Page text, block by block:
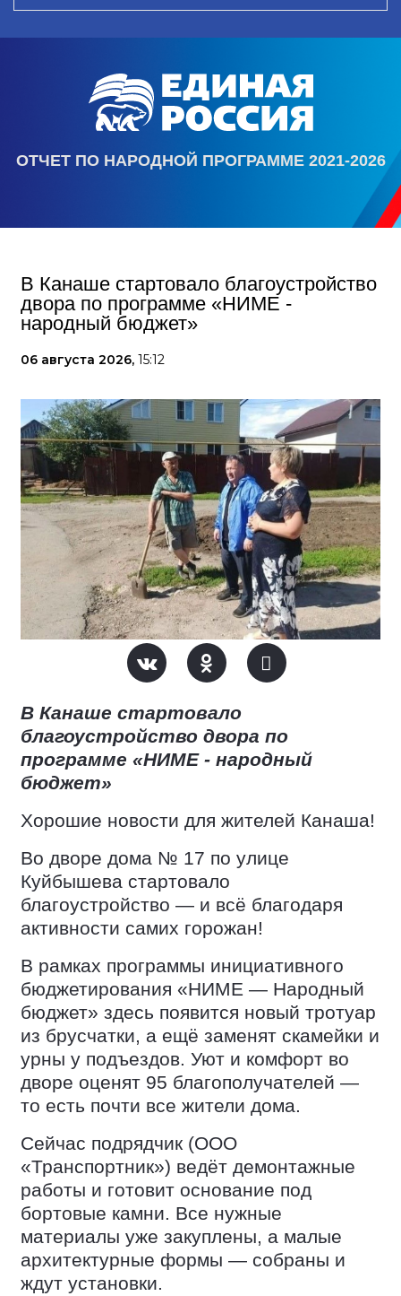
ОТЧЕТ ПО НАРОДНОЙ ПРОГРАММЕ 2021-2026
В Канаше стартовало благоустройство
двора по программе «НИМЕ -
народный бюджет»
06 августа 2026, 15:12
В Канаше стартовало
благоустройство двора по
программе «НИМЕ - народный
бюджет»
Хорошие новости для жителей Канаша!
Во дворе дома № 17 по улице
Куйбышева стартовало
благоустройство — и всё благодаря
активности самих горожан!
В рамках программы инициативного
бюджетирования «НИМЕ — Народный
бюджет» здесь появится новый тротуар
из брусчатки, а ещё заменят скамейки и
урны у подъездов. Уют и комфорт во
дворе оценят 95 благополучателей —
то есть почти все жители дома.
Сейчас подрядчик (ООО
«Транспортник») ведёт демонтажные
работы и готовит основание под
бортовые камни. Все нужные
материалы уже закуплены, а малые
архитектурные формы — собраны и
ждут установки.